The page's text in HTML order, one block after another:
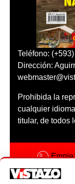
Teléfono:
Dirección:
Prohibida la
cualquier
titular, de todos